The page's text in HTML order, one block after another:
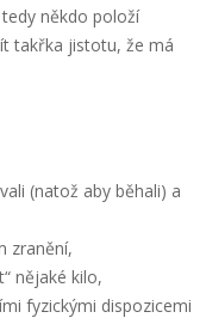
někdo položí
takřka jistotu, že má
(natož aby běhali) a
zranění,
nějaké kilo,
fyzickými dispozicemi